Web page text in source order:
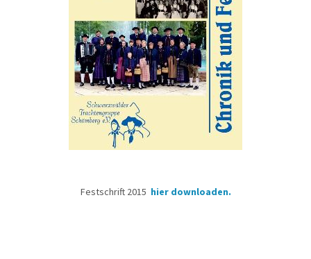
Festschrift 2015 hier downloaden.